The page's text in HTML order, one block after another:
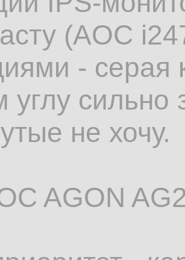
(AOC
- серая
углу сильно
не хочу.
AGON